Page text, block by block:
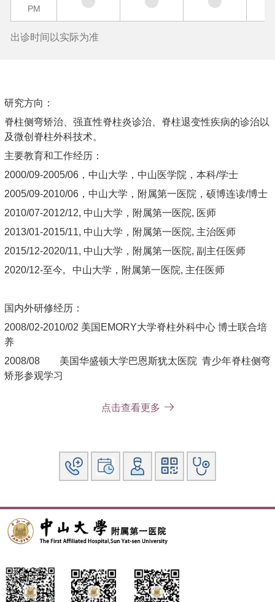
PM
出诊时间以实际为准
研究方向：
脊柱侧弯矫治、强直性脊柱炎诊治、脊柱退变性疾病的诊治以
及微创脊柱外科技术。
主要教育和工作经历：
2000/09-2005/06，中山大学，中山医学院，本科/学士
2005/09-2010/06，中山大学，附属第一医院，硕博连读/博士
2010/07-2012/12, 中山大学，附属第一医院, 医师
2013/01-2015/11, 中山大学，附属第一医院, 主治医师
2015/12-2020/11, 中山大学，附属第一医院, 副主任医师
2020/12-至今, 中山大学，附属第一医院, 主任医师
国内外研修经历：
2008/02-2010/02 美国EMORY大学脊柱外科中心 博士联合培
养
2008/08 美国华盛顿大学巴恩斯犹太医院 青少年脊柱侧弯
矫形参观学习
2011/09-2011/11 北京大学第三医院骨科-AOSpine国内临床
培训基地（寰枢椎疾病、颈人工椎间盘置换、脊柱后凸畸形矫
学术任职：
国际矫形与创伤外科学会（SICOT）会员
中华医学会骨科分会微创骨科学组青年委员
广东省医学会脊柱分会脊柱畸形学组委员
点击查看更多